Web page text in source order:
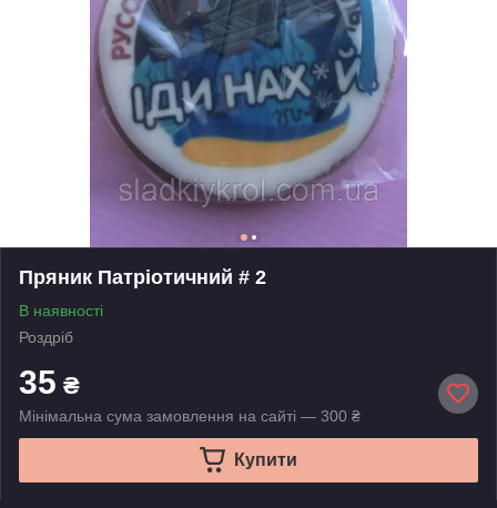
Пряник Патріотичний # 2
В наявності
Роздріб
35 ₴
Мінімальна сума замовлення на сайті — 300 ₴
Купити